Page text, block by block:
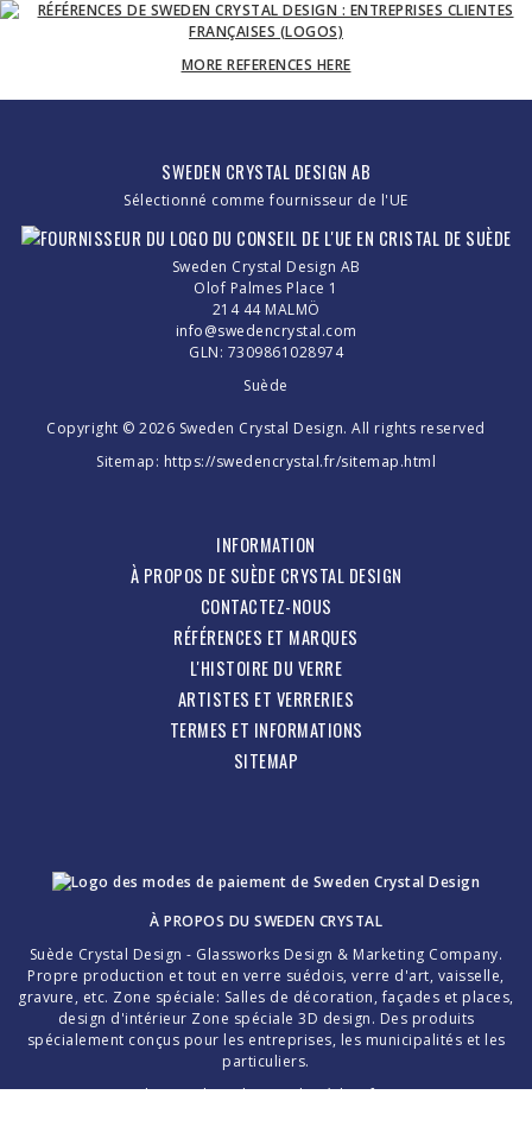
MORE REFERENCES HERE
SWEDEN CRYSTAL DESIGN AB
Sélectionné comme fournisseur de l'UE
Sweden Crystal Design AB
Olof Palmes Place 1
214 44 MALMÖ
info@swedencrystal.com
GLN: 7309861028974
Suède
Copyright © 2026 Sweden Crystal Design. All rights reserved
Sitemap: https://swedencrystal.fr/sitemap.html
INFORMATION
À PROPOS DE SUÈDE CRYSTAL DESIGN
CONTACTEZ-NOUS
RÉFÉRENCES ET MARQUES
L'HISTOIRE DU VERRE
ARTISTES ET VERRERIES
TERMES ET INFORMATIONS
SITEMAP
À PROPOS DU SWEDEN CRYSTAL
Suède Crystal Design - Glassworks Design & Marketing Company.
Propre production et tout en verre suédois, verre d'art, vaisselle,
gravure, etc. Zone spéciale: Salles de décoration, façades et places,
design d'intérieur Zone spéciale 3D design. Des produits
spécialement conçus pour les entreprises, les municipalités et les
particuliers.
Merci d'avoir choisi le cristal suédois fait main!